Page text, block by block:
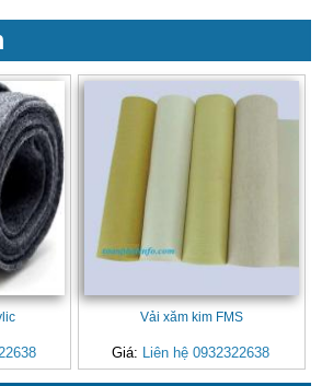
Vải xăm kim FMS
Giá: Liên hệ 0932322638